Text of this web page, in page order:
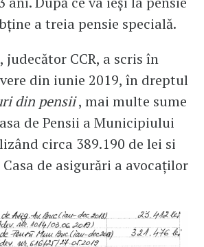
a treia pensie specială.
judecător CCR, a scris în
din iunie 2019, în dreptul
din pensii, mai multe sume
de Pensii a Municipiului
circa 389.190 de lei si
de asigurări a avocaților